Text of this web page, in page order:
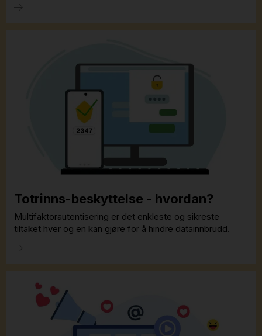
Totrinns-beskyttelse - hvordan?
Multifaktorautentisering er det enkleste og sikreste
tiltaket hver og en kan gjøre for å hindre datainnbrudd.